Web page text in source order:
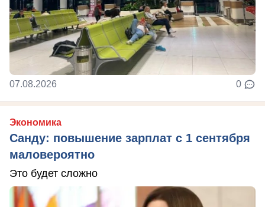
07.08.2026 0
Экономика
Санду: повышение зарплат с 1 сентября
маловероятно
Это будет сложно